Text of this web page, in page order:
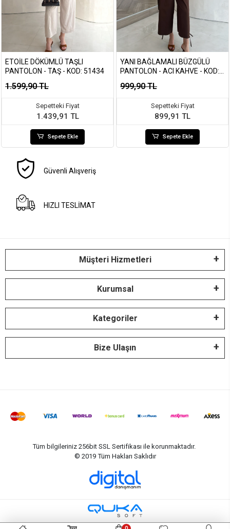
ETOILE DÖKÜMLÜ TAŞLI
PANTOLON - TAŞ - KOD: 51434
1.599,90 TL
Sepetteki Fiyat
1.439,91 TL
Sepete Ekle
YANI BAĞLAMALI BÜZGÜLÜ
PANTOLON - ACI KAHVE - KOD:
999,90 TL
Sepetteki Fiyat
899,91 TL
Sepete Ekle
Güvenli Alışveriş
HIZLI TESLİMAT
Müşteri Hizmetleri
Kurumsal
Kategoriler
Bize Ulaşın
Tüm bilgileriniz 256bit SSL Sertifikası ile korunmaktadır.
© 2019 Tüm Hakları Saklıdır